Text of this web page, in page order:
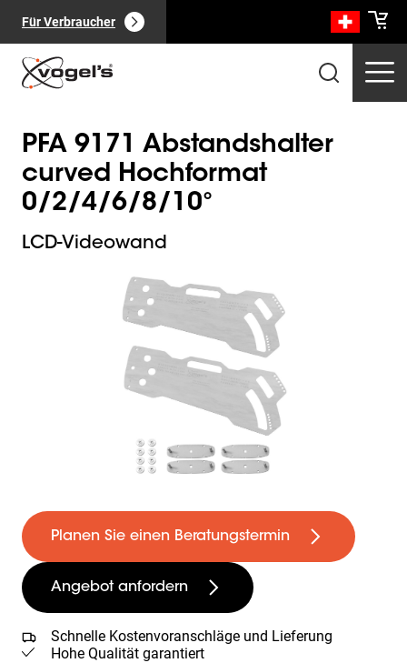
Für Verbraucher
Professionelle Produkte
):
PFA 9171 Abstandshalter
curved Hochformat
0/2/4/6/8/10°
LCD-Videowand
Planen Sie einen Beratungstermin
Angebot anfordern
Schnelle Kostenvoranschläge und Lieferung
Hohe Qualität garantiert